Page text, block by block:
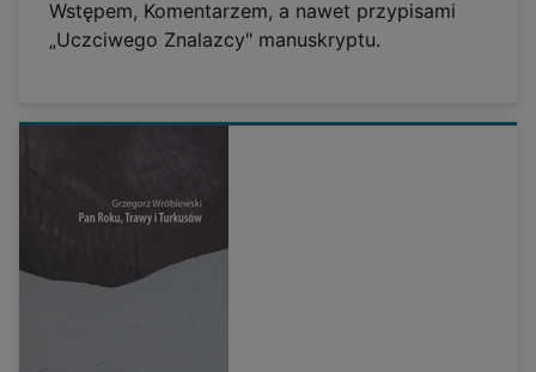
Wstępem, Komentarzem, a nawet przypisami
„Uczciwego Znalazcy" manuskryptu.